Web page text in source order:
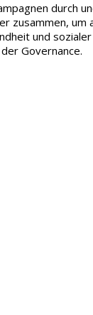
durch
zusammen,
und
Governance.